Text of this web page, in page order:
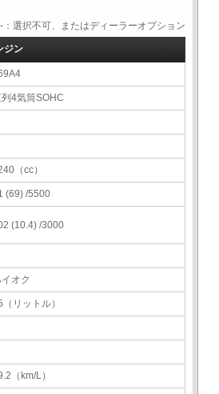
択不可、またはディーラーオプション
ジン
4気筒SOHC
（cc）
(69) /5500
(10.4) /3000
オク
（リットル）
（km/L）